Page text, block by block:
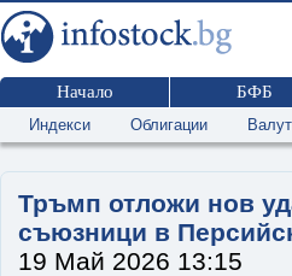
Начало БФБ
Индекси Облигации
Тръмп отложи нов
съюзници в
19 Май 2026 13:15